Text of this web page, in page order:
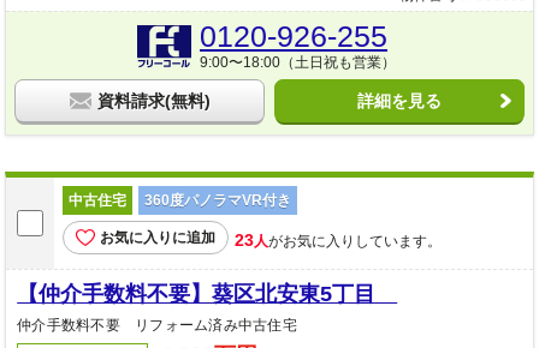
0120-926-255
9:00〜18:00（土日祝も営業）
資料請求(無料) 詳細を見る
中古住宅 360度パノラマVR付き
お気に入りに追加 23人がお気に入りしています。
【仲介手数料不要】葵区北安東5丁目
仲介手数料不要 リフォーム済み中古住宅